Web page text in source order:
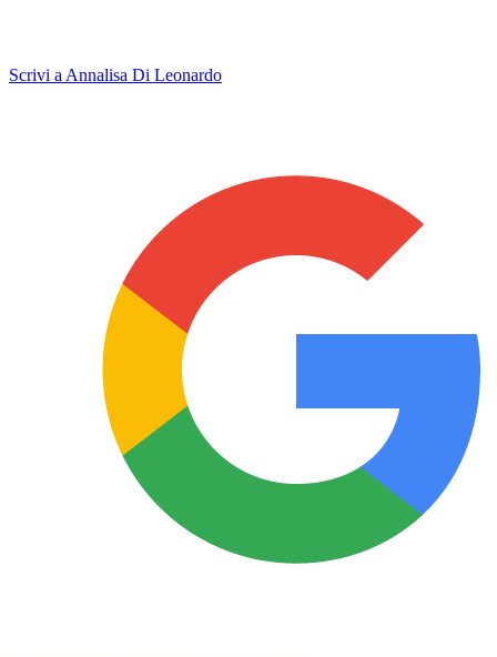
Scrivi a Annalisa Di Leonardo